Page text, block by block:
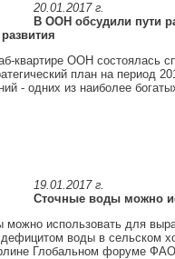
20.01.2017 г.
В ООН обсудили пути
квартире ООН состоялась
план на период
- одних из наиболее
19.01.2017 г.
Сточные воды можно
использовать для
воды в сельском
Глобальном форуме